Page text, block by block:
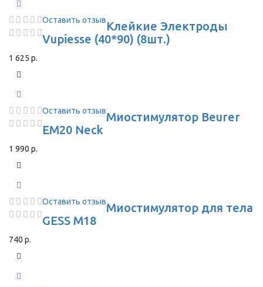
Оставить отзывКлейкие Электроды
Vupiesse (40*90) (8шт.)
1 625 р.
Оставить отзывМиостимулятор Beurer
EM20 Neck
1 990 р.
Оставить отзывМиостимулятор для тела
GESS M18
740 р.